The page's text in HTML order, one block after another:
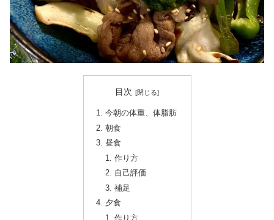
目次
今朝の体重、体脂肪
朝食
昼食
作り方
自己評価
補足
夕食
作り方